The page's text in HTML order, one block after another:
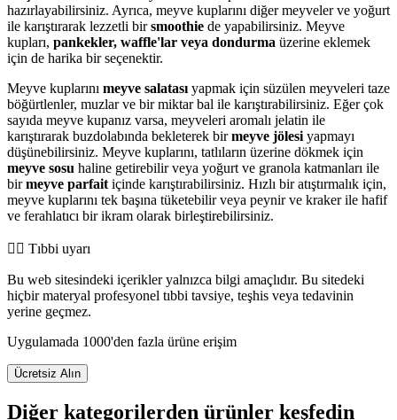
hazırlayabilirsiniz. Ayrıca, meyve kuplarını diğer meyveler ve yoğurt
ile karıştırarak lezzetli birsmoothie de yapabilirsiniz. Meyve
kupları, pankekler, waffle'lar veya dondurma üzerine eklemek
için de harika bir seçenektir.
Meyve kuplarını meyve salatası yapmak için süzülen meyveleri taze
böğürtlenler, muzlar ve bir miktar bal ile karıştırabilirsiniz. Eğer çok
sayıda meyve kupanız varsa, meyveleri aromalı jelatin ile
karıştırarak buzdolabında bekleterek birmeyve jölesi yapmayı
düşünebilirsiniz. Meyve kuplarını, tatlıların üzerine dökmek için
meyve sosu haline getirebilir veya yoğurt ve granola katmanları ile
birmeyve parfait içinde karıştırabilirsiniz. Hızlı bir atıştırmalık için,
meyve kuplarını tek başına tüketebilir veya peynir ve kraker ile hafif
ve ferahlatıcı bir ikram olarak birleştirebilirsiniz.
👨‍⚕️️ Tıbbi uyarı
Bu web sitesindeki içerikler yalnızca bilgi amaçlıdır. Bu sitedeki
hiçbir materyal profesyonel tıbbi tavsiye, teşhis veya tedavinin
yerine geçmez.
Uygulamada 1000'den fazla ürüne erişim
Ücretsiz Alın
Diğer kategorilerden ürünler keşfedin